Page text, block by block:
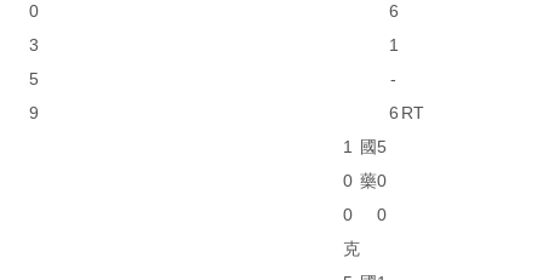
0
3
5
9
6
1
-
6 RT
1
0
0
克
國
藥
5
0
0